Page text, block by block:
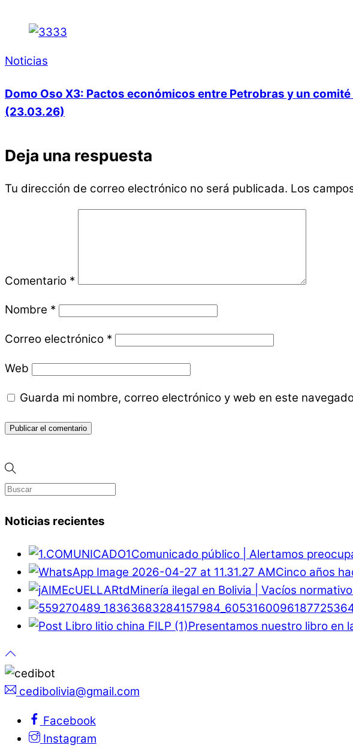
Noticias
Domo Oso X3: Pactos económicos entre Petrobras y un
(23.03.26)
Deja una respuesta
Tu dirección de correo electrónico no será publicada. Los
Comentario *
Nombre *
Correo electrónico *
Web
Guarda mi nombre, correo electrónico y web en este
Noticias recientes
Comunicado público | Alertamos
Cinco años
Minería ilegal en Bolivia | Vacíos
Presentamos nuestro libro en
cedibolivia@gmail.com
Facebook
Instagram